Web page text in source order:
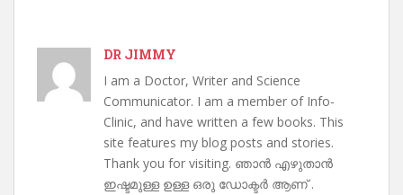
DR JIMMY
I am a Doctor, Writer and Science
Communicator. I am a member of Info-
Clinic, and have written a few books. This
site features my blog posts and stories.
Thank you for visiting. ഞാൻ എഴുതാൻ
ഇഷ്ടമുള്ള ഉള്ള ഒരു ഡോക്ടർ ആണ് .